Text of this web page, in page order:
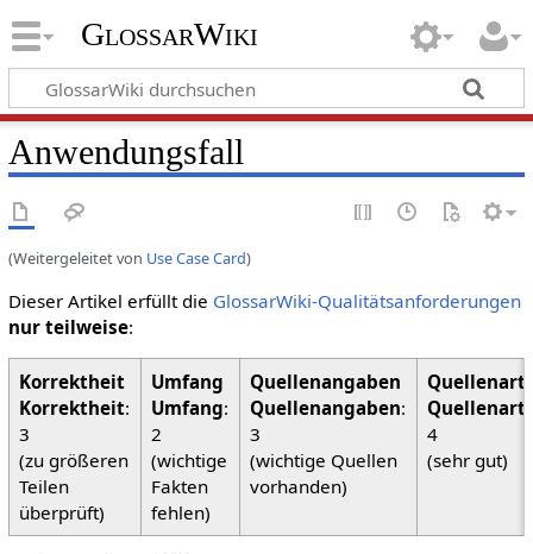
GlossarWiki
Anwendungsfall
(Weitergeleitet von Use Case Card)
Dieser Artikel erfüllt die GlossarWiki-Qualitätsanforderungen
nur teilweise:
Korrektheit:
3
(zu größeren
Teilen
überprüft)
Umfang:
2
(wichtige
Fakten
fehlen)
Quellenangaben:
3
(wichtige Quellen
vorhanden)
4
(sehr gut)